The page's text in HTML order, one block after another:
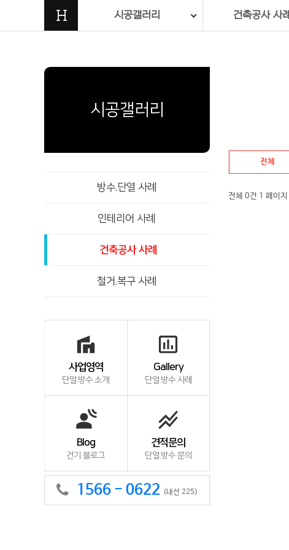
H 시공갤러리 건축공사 사례
시공갤러리
방수.단열 사례
인테리어 사례
건축공사 사례
철거.복구 사례
villa
사업영역
단열.방수 소개
insert_chart_outlined
Gallery
단열.방수 사례
spatial_audio
Blog
건기 블로그
stacked_line_chart
견적문의
단열.방수 문의
1566 - 0622 (내선 225)
전체
전체 0건 1 페이지